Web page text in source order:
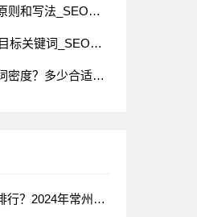
写法_SEO基础教程
键词_SEO基础教程
少合适？_SEO基础教程
年常州初中升学率排名